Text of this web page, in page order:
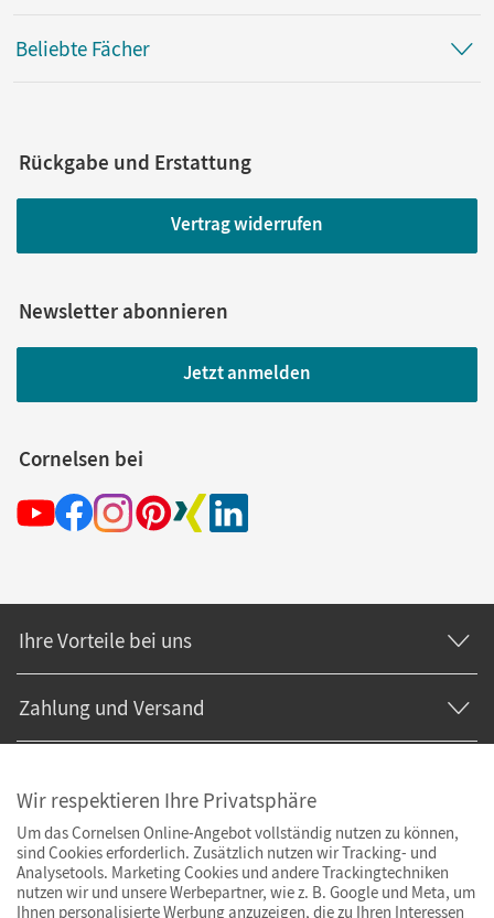
Beliebte Fächer
Rückgabe und Erstattung
Vertrag widerrufen
Newsletter abonnieren
Jetzt anmelden
Cornelsen bei
Ihre Vorteile bei uns
Zahlung und Versand
Wir respektieren Ihre Privatsphäre
Um das Cornelsen Online-Angebot vollständig nutzen zu können,
sind Cookies erforderlich. Zusätzlich nutzen wir Tracking- und
Analysetools. Marketing Cookies und andere Trackingtechniken
nutzen wir und unsere Werbepartner, wie z. B. Google und Meta, um
Ihnen personalisierte Werbung anzuzeigen, die zu Ihren Interessen